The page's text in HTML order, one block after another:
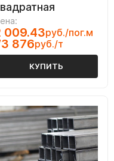
009.43руб./пог.м
876руб./т
КУПИТЬ